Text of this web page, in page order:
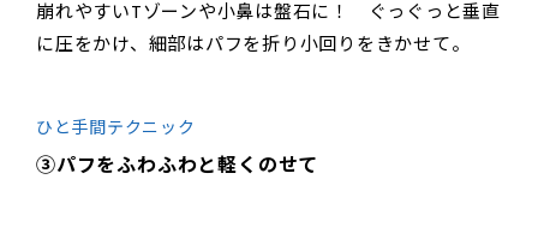
崩れやすいTゾーンや小鼻は盤石に！ ぐっぐっと垂直
に圧をかけ、細部はパフを折り小回りをきかせて。
ひと手間テクニック
③パフをふわふわと軽くのせて